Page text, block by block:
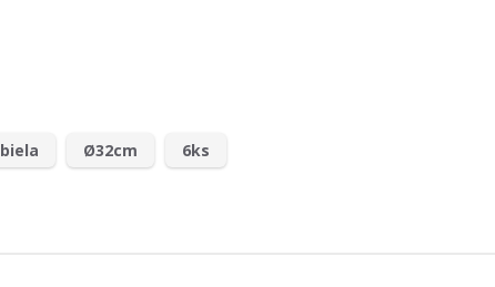
biela Ø32cm 6ks